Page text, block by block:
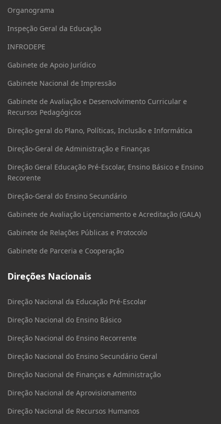
Organograma
Inspeção Geral da Educação
INFRODEPE
Gabinete de Apoio Jurídico
Gabinete Nacional de Impressão
Gabinete de Avaliação e Desenvolvimento Curricular e
Recursos Pedagógicos
Direção-geral do Plano, Políticas, Inclusão e Informática
Direção-Geral de Administração e Finanças
Direção Geral Educação Pré-Escolar, Ensino Básico e Ensino
Recorente
Direção-Geral do Ensino Secundário
Gabinete de Avaliação Liçenciamento e Acreditação (GALA)
Gabinete de Relações Públicas e Protocolo
Gabinete de Parceria e Cooperação
Direções Nacionais
Direção Nacional da Educação Pré-Escolar
Direção Nacional do Ensino Básico
Direção Nacional do Ensino Recorrente
Direção Nacional do Ensino Secundário Geral
Direção Nacional de Finanças e Administração
Direção Nacional de Aprovisionamento
Direção Nacional de Recursos Humanos